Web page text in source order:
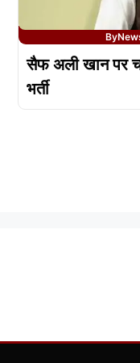
By
सैफ अली खान पर
भर्ती